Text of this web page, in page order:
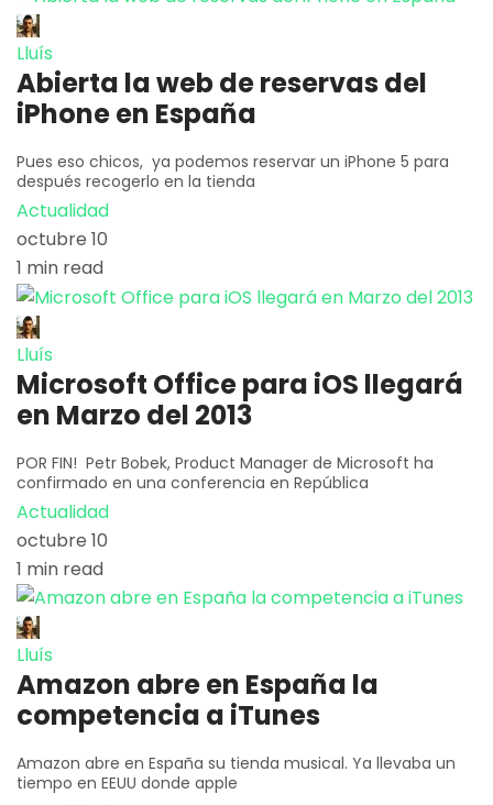
Lluís
Abierta la web de reservas del
iPhone en España
Pues eso chicos, ya podemos reservar un iPhone 5 para
después recogerlo en la tienda
Actualidad
octubre 10
1 min read
Lluís
Microsoft Office para iOS llegará
en Marzo del 2013
POR FIN! Petr Bobek, Product Manager de Microsoft ha
confirmado en una conferencia en República
Actualidad
octubre 10
1 min read
Lluís
Amazon abre en España la
competencia a iTunes
Amazon abre en España su tienda musical. Ya llevaba un
tiempo en EEUU donde apple